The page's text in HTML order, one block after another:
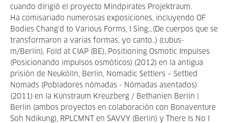
cuando dirigió el proyecto Mindpirates Projektraum.
Ha comisariado numerosas exposiciones, incluyendo OF
Bodies Chang’d to Various Forms, I Sing…(De cuerpos que se
transformaron a varias formas, yo canto..) (cubus-
m/Berlin), Fold at CIAP (BE), Positioning Osmotic Impulses
(Posicionando impulsos osmóticos) (2012) en la antigua
prisión de Neukölln, Berlin, Nomadic Settlers – Settled
Nomads (Pobladores nómadas - Nómadas asentados)
(2011) en la Kunstraum Kreuzberg / Bethanien Berlin |
Berlin (ambos proyectos en colaboración con Bonaventure
Soh Ndikung), RPLCMNT en SAVVY (Berlin) y There Is No I